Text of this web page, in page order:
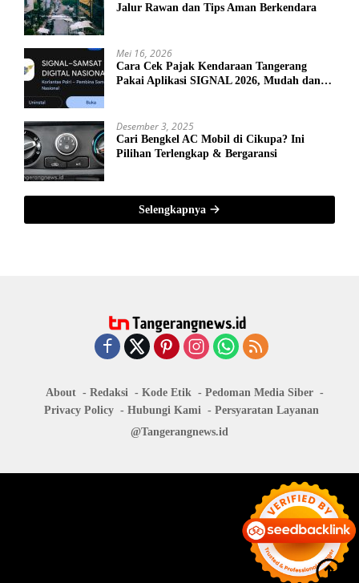
Jalur Rawan dan Tips Aman Berkendara
Mei 16, 2026
Cara Cek Pajak Kendaraan Tangerang
Pakai Aplikasi SIGNAL 2026, Mudah dan
Desember 3, 2025
Cari Bengkel AC Mobil di Cikupa? Ini
Pilihan Terlengkap & Bergaransi
Selengkapnya
About Redaksi Kode Etik
Pedoman Media Siber
Privacy Policy
Hubungi Kami
Persyaratan Layanan
@Tangerangnews.id